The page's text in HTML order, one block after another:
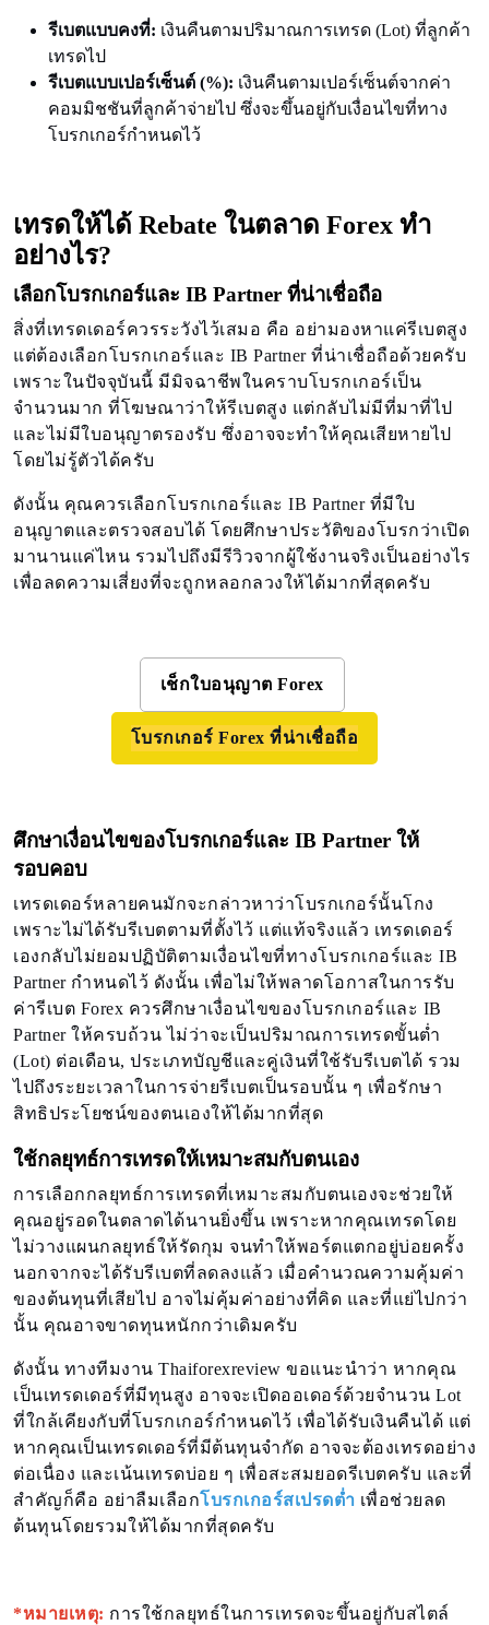
รีเบตแบบคงที่: เงินคืนตามปริมาณการเทรด (Lot) ที่ลูกค้า
เทรดไป
รีเบตแบบเปอร์เซ็นต์ (%): เงินคืนตามเปอร์เซ็นต์จากค่า
คอมมิชชันที่ลูกค้าจ่ายไป ซึ่งจะขึ้นอยู่กับเงื่อนไขที่ทาง
โบรกเกอร์กำหนดไว้
เทรดให้ได้ Rebate ในตลาด Forex ทำ
อย่างไร?
เลือกโบรกเกอร์และ IB Partner ที่น่าเชื่อถือ
สิ่งที่เทรดเดอร์ควรระวังไว้เสมอ คือ อย่ามองหาแค่รีเบตสูง
แต่ต้องเลือกโบรกเกอร์และ IB Partner ที่น่าเชื่อถือด้วยครับ
เพราะในปัจจุบันนี้ มีมิจฉาชีพในคราบโบรกเกอร์เป็น
จำนวนมาก ที่โฆษณาว่าให้รีเบตสูง แต่กลับไม่มีที่มาที่ไป
และไม่มีใบอนุญาตรองรับ ซึ่งอาจจะทำให้คุณเสียหายไป
โดยไม่รู้ตัวได้ครับ
ดังนั้น คุณควรเลือกโบรกเกอร์และ IB Partner ที่มีใบ
อนุญาตและตรวจสอบได้ โดยศึกษาประวัติของโบรกว่าเปิด
มานานแค่ไหน รวมไปถึงมีรีวิวจากผู้ใช้งานจริงเป็นอย่างไร
เพื่อลดความเสี่ยงที่จะถูกหลอกลวงให้ได้มากที่สุดครับ
เช็กใบอนุญาต Forex
โบรกเกอร์ Forex ที่น่าเชื่อถือ
ศึกษาเงื่อนไขของโบรกเกอร์และ IB Partner ให้
รอบคอบ
เทรดเดอร์หลายคนมักจะกล่าวหาว่าโบรกเกอร์นั้นโกง
เพราะไม่ได้รับรีเบตตามที่ตั้งไว้ แต่แท้จริงแล้ว เทรดเดอร์
เองกลับไม่ยอมปฏิบัติตามเงื่อนไขที่ทางโบรกเกอร์และ IB
Partner กำหนดไว้ ดังนั้น เพื่อไม่ให้พลาดโอกาสในการรับ
ค่ารีเบต Forex ควรศึกษาเงื่อนไขของโบรกเกอร์และ IB
Partner ให้ครบถ้วน ไม่ว่าจะเป็นปริมาณการเทรดขั้นต่ำ
(Lot) ต่อเดือน, ประเภทบัญชีและคู่เงินที่ใช้รับรีเบตได้ รวม
ไปถึงระยะเวลาในการจ่ายรีเบตเป็นรอบนั้น ๆ เพื่อรักษา
สิทธิประโยชน์ของตนเองให้ได้มากที่สุด
ใช้กลยุทธ์การเทรดให้เหมาะสมกับตนเอง
การเลือกกลยุทธ์การเทรดที่เหมาะสมกับตนเองจะช่วยให้
คุณอยู่รอดในตลาดได้นานยิ่งขึ้น เพราะหากคุณเทรดโดย
ไม่วางแผนกลยุทธ์ให้รัดกุม จนทำให้พอร์ตแตกอยู่บ่อยครั้ง
นอกจากจะได้รับรีเบตที่ลดลงแล้ว เมื่อคำนวณความคุ้มค่า
ของต้นทุนที่เสียไป อาจไม่คุ้มค่าอย่างที่คิด และที่แย่ไปกว่า
นั้น คุณอาจขาดทุนหนักกว่าเดิมครับ
ดังนั้น ทางทีมงาน Thaiforexreview ขอแนะนำว่า หากคุณ
เป็นเทรดเดอร์ที่มีทุนสูง อาจจะเปิดออเดอร์ด้วยจำนวน Lot
ที่ใกล้เคียงกับที่โบรกเกอร์กำหนดไว้ เพื่อได้รับเงินคืนได้ แต่
หากคุณเป็นเทรดเดอร์ที่มีต้นทุนจำกัด อาจจะต้องเทรดอย่าง
ต่อเนื่อง และเน้นเทรดบ่อย ๆ เพื่อสะสมยอดรีเบตครับ และที่
สำคัญก็คือ อย่าลืมเลือกโบรกเกอร์สเปรดต่ำ เพื่อช่วยลด
ต้นทุนโดยรวมให้ได้มากที่สุดครับ
*หมายเหตุ: การใช้กลยุทธ์ในการเทรดจะขึ้นอยู่กับสไตล์